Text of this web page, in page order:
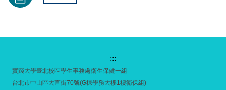
:::
實踐大學臺北校區學生事務處衛生保健一組
台北市中山區大直街70號(G棟學務大樓1樓衛保組)